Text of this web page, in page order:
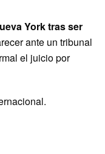
York tras ser
ante un tribunal
el juicio por